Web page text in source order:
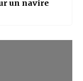
un navire